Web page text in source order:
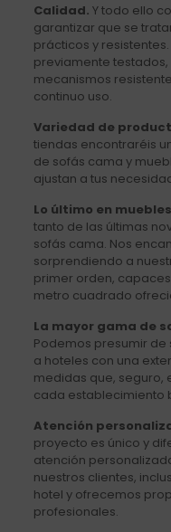
Calidad. Y todo ello
garantizar que se
prácticos y
previamente
mecanismos
continuo uso.
Variedad de
tiendas encontraréis
de sofás cama y
ajustan a tus
Lo último en
tanto de las últimas
sofás cama. Nos
sorprendiendo a
primer orden,
metro cuadrado
La mayor gama de
Podemos presumir
a hoteles con una
medidas que, seguro,
cada establecimiento
Atención
proyecto es único y
atención
nuestros clientes,
hotel y ofrecemos
profesionales.